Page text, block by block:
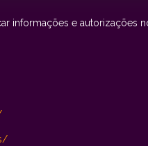
informações e autorizações